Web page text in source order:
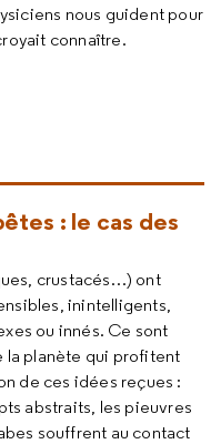
nous guident pour
connaître.
: le cas des
crustacés…) ont
inintelligents,
ou innés. Ce sont
la planète qui profitent
de ces idées reçues :
abstraits, les pieuvres
souffrent au contact